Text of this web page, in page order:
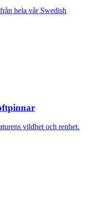
hela vår Swedish
vildhet och renhet.